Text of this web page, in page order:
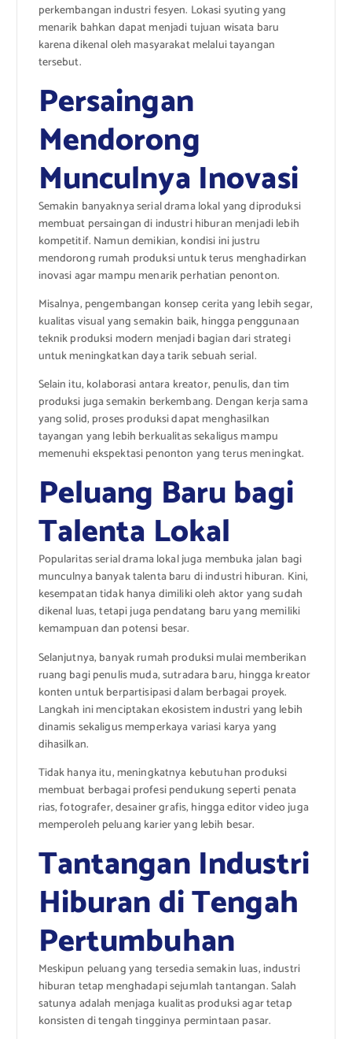
perkembangan industri fesyen. Lokasi syuting yang
menarik bahkan dapat menjadi tujuan wisata baru
karena dikenal oleh masyarakat melalui tayangan
tersebut.
Persaingan
Mendorong
Munculnya Inovasi
Semakin banyaknya serial drama lokal yang diproduksi
membuat persaingan di industri hiburan menjadi lebih
kompetitif. Namun demikian, kondisi ini justru
mendorong rumah produksi untuk terus menghadirkan
inovasi agar mampu menarik perhatian penonton.
Misalnya, pengembangan konsep cerita yang lebih segar,
kualitas visual yang semakin baik, hingga penggunaan
teknik produksi modern menjadi bagian dari strategi
untuk meningkatkan daya tarik sebuah serial.
Selain itu, kolaborasi antara kreator, penulis, dan tim
produksi juga semakin berkembang. Dengan kerja sama
yang solid, proses produksi dapat menghasilkan
tayangan yang lebih berkualitas sekaligus mampu
memenuhi ekspektasi penonton yang terus meningkat.
Peluang Baru bagi
Talenta Lokal
Popularitas serial drama lokal juga membuka jalan bagi
munculnya banyak talenta baru di industri hiburan. Kini,
kesempatan tidak hanya dimiliki oleh aktor yang sudah
dikenal luas, tetapi juga pendatang baru yang memiliki
kemampuan dan potensi besar.
Selanjutnya, banyak rumah produksi mulai memberikan
ruang bagi penulis muda, sutradara baru, hingga kreator
konten untuk berpartisipasi dalam berbagai proyek.
Langkah ini menciptakan ekosistem industri yang lebih
dinamis sekaligus memperkaya variasi karya yang
dihasilkan.
Tidak hanya itu, meningkatnya kebutuhan produksi
membuat berbagai profesi pendukung seperti penata
rias, fotografer, desainer grafis, hingga editor video juga
memperoleh peluang karier yang lebih besar.
Tantangan Industri
Hiburan di Tengah
Pertumbuhan
Meskipun peluang yang tersedia semakin luas, industri
hiburan tetap menghadapi sejumlah tantangan. Salah
satunya adalah menjaga kualitas produksi agar tetap
konsisten di tengah tingginya permintaan pasar.